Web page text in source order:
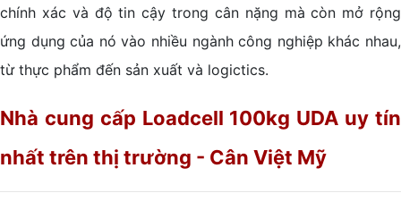
chính xác và độ tin cậy trong cân nặng mà còn mở rộng
ứng dụng của nó vào nhiều ngành công nghiệp khác nhau,
từ thực phẩm đến sản xuất và logictics.
Nhà cung cấp Loadcell 100kg UDA uy tín
nhất trên thị trường - Cân Việt Mỹ